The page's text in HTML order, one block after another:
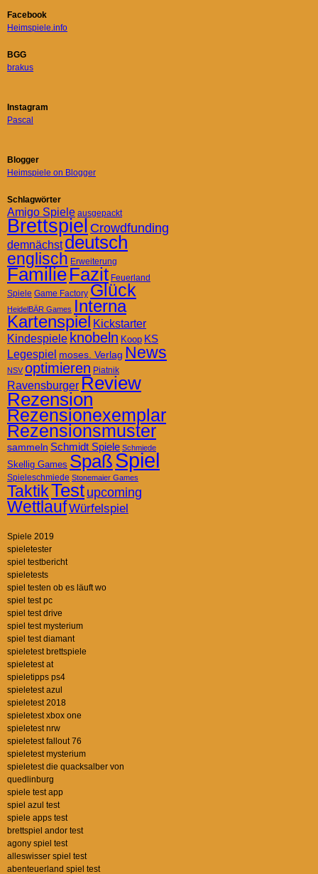
Facebook
Heimspiele.info
BGG
brakus
Instagram
Pascal
Blogger
Heimspiele on Blogger
Schlagwörter
Amigo Spiele ausgepackt
Brettspiel Crowdfunding
demnächst deutsch
englisch Erweiterung
FamilieFazit Feuerland
Spiele Game Factory Glück
HeidelBÄR Games Interna
Kartenspiel Kickstarter
Kindespiele knobeln Koop KS
Legespiel moses. Verlag News
NSV optimieren Piatnik
RavensburgerReview
Rezension
Rezensionexemplar
Rezensionsmuster
sammeln Schmidt Spiele Schmiede
Skellig Games SpaßSpiel
Spieleschmiede Stonemaier Games
TaktikTest upcoming
WettlaufWürfelspiel
Spiele 2019
spieletester
spiel testbericht
spieletests
spiel testen ob es läuft wo
spiel test pc
spiel test drive
spiel test mysterium
spiel test diamant
spieletest brettspiele
spieletest at
spieletipps ps4
spieletest azul
spieletest 2018
spieletest xbox one
spieletest nrw
spieletest fallout 76
spieletest mysterium
spieletest die quacksalber von
quedlinburg
spiele test app
spiel azul test
spiele apps test
brettspiel andor test
agony spiel test
alleswisser spiel test
abenteuerland spiel test